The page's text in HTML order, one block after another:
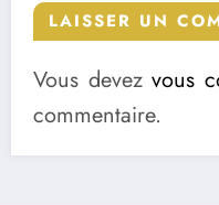
LAISSER UN
Vous devezvous
commentaire.